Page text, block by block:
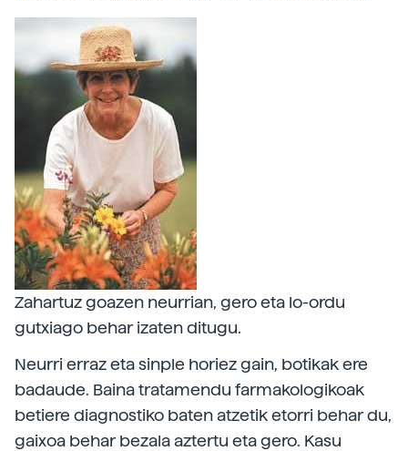
Zahartuz goazen neurrian, gero eta lo-ordu
gutxiago behar izaten ditugu.
Neurri erraz eta sinple horiez gain, botikak ere
badaude. Baina tratamendu farmakologikoak
betiere diagnostiko baten atzetik etorri behar du,
gaixoa behar bezala aztertu eta gero. Kasu